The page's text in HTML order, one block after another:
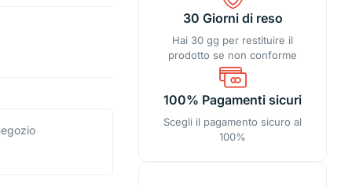
30 Giorni di reso
Hai 30 gg per restituire il
prodotto se non conforme
100% Pagamenti sicuri
Scegli il pagamento sicuro al
100%